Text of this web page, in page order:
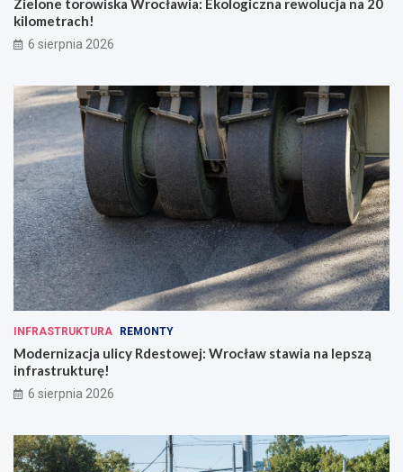
Zielone torowiska Wrocławia: Ekologiczna rewolucja na 20
kilometrach!
6 sierpnia 2026
INFRASTRUKTURA REMONTY
Modernizacja ulicy Rdestowej: Wrocław stawia na lepszą
infrastrukturę!
6 sierpnia 2026